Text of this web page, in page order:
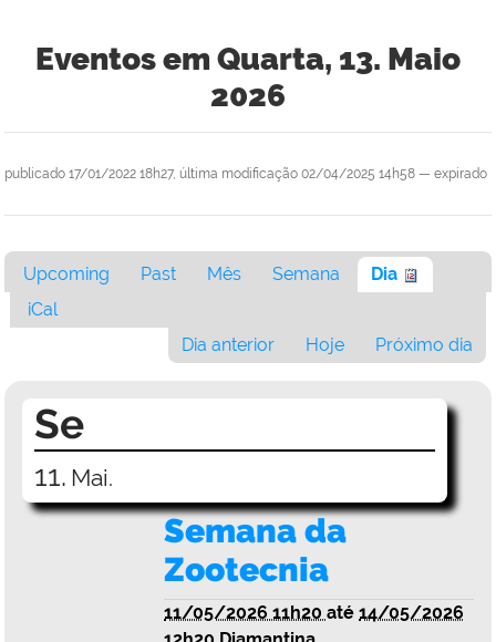
Eventos em Quarta, 13. Maio
2026
publicado 17/01/2022 18h27, última modificação 02/04/2025 14h58 — expirado
Upcoming Past Mês Semana
Dia
iCal
Dia anterior
Hoje Próximo dia
Se
11. Mai.
Semana da
Zootecnia
11/05/2026 11h20 até 14/05/2026